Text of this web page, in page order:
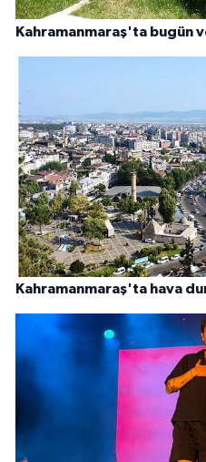
Kahramanmaraş'ta bugün
Kahramanmaraş'ta hava